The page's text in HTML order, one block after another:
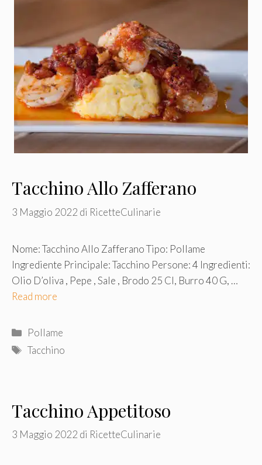
Tacchino Allo Zafferano
3 Maggio 2022 di RicetteCulinarie
Nome: Tacchino Allo Zafferano Tipo: Pollame
Ingrediente Principale: Tacchino Persone: 4 Ingredienti:
Olio D’oliva , Pepe , Sale , Brodo 25 Cl, Burro 40 G, …
Read more
Categorie
Pollame
Tag
Tacchino
Tacchino Appetitoso
3 Maggio 2022 di RicetteCulinarie